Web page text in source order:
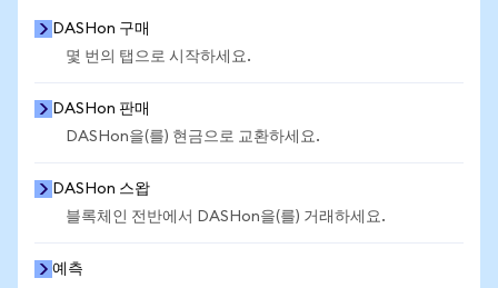
DASHon 구매
몇 번의 탭으로 시작하세요.
DASHon 판매
DASHon을(를) 현금으로 교환하세요.
DASHon 스왑
블록체인 전반에서 DASHon을(를) 거래하세요.
예측